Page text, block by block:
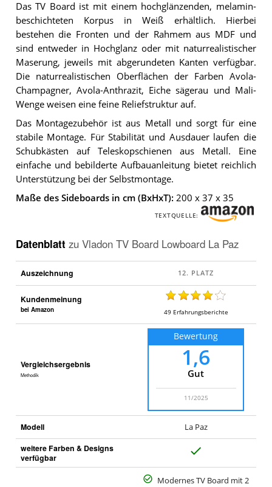
Das TV Board ist mit einem hochglänzenden, melamin-
beschichteten Korpus in Weiß erhältlich. Hierbei
bestehen die Fronten und der Rahmem aus MDF und
sind entweder in Hochglanz oder mit naturrealistischer
Maserung, jeweils mit abgerundeten Kanten verfügbar.
Die naturrealistischen Oberflächen der Farben Avola-
Champagner, Avola-Anthrazit, Eiche sägerau und Mali-
Wenge weisen eine feine Reliefstruktur auf.
Das Montagezubehör ist aus Metall und sorgt für eine
stabile Montage. Für Stabilität und Ausdauer laufen die
Schubkästen auf Teleskopschienen aus Metall. Eine
einfache und bebilderte Aufbauanleitung bietet reichlich
Unterstützung bei der Selbstmontage.
Maße des Sideboards in cm (BxHxT): 200 x 37 x 35
TEXTQUELLE:
Datenblatt zu Vladon TV Board Lowboard La Paz
Auszeichnung
Kundenmeinung
bei Amazon 49 Erfahrungsberichte
Vergleichsergebnis
Methodik
Bewertung
1,6
Gut
11/2025
Modell La Paz
weitere Farben & Designs
verfügbar
Modernes TV Board mit 2